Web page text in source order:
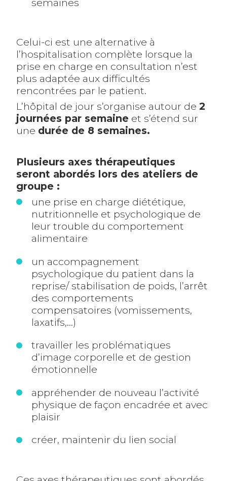
semaines
Celui-ci est une alternative à
l’hospitalisation complète lorsque la
prise en charge en consultation n’est
plus adaptée aux difficultés
rencontrées par le patient.
L’hôpital de jour s’organise autour de2
journées par semaine et s’étend sur
une durée de 8 semaines.
Plusieurs axes thérapeutiques
seront abordés lors des ateliers de
groupe :
une prise en charge diététique,
nutritionnelle et psychologique de
leur trouble du comportement
alimentaire
un accompagnement
psychologique du patient dans la
reprise/ stabilisation de poids, l’arrêt
des comportements
compensatoires (vomissements,
laxatifs,…)
travailler les problématiques
d’image corporelle et de gestion
émotionnelle
appréhender de nouveau l’activité
physique de façon encadrée et avec
plaisir
créer, maintenir du lien social